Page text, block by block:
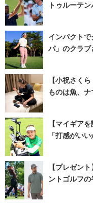
トゥルーテ
インパクト
パ」のクラ
【小祝さく
ものは魚、
【マイギア
「打感がい
【プレゼン
ントゴルフ